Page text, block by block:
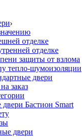
отделке
отделке
защиты от взлома
тепло-шумоизоляции
двери
заказ
Бастион Smart
двери